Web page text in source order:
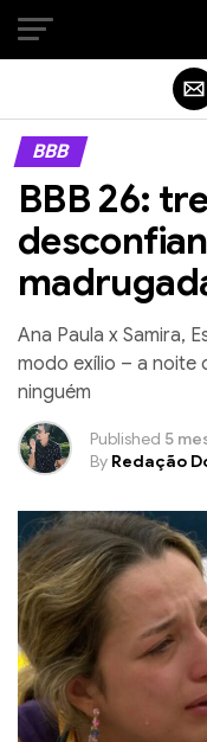
BBB
BBB 26:
Ana Paula x Samira,
modo exílio – a noite
ninguém
Published 5
By Redação